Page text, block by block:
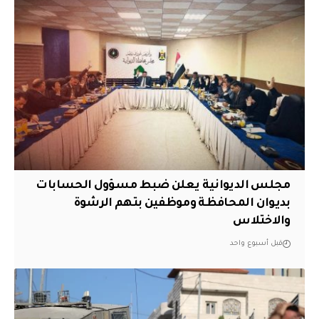
مجلس الديوانية يعلن ضبط مسؤول الحسابات
بديوان المحافظة وموظفين بتهم الرشوة
والاختلاس
قبل أسبوع واحد